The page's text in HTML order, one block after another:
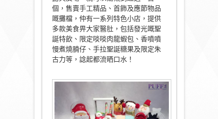
個，售賣手工精品、首飾及應節物品
嘅攤檔，仲有一系列特色小店，提供
多款美食畀大家醫肚，包括發光嘅聖
誕特飲、限定啖啖肉龍蝦包、香噴噴
慢煮燒腩仔、手拉聖誕糖果及限定朱
古力等，諗起都流晒口水！